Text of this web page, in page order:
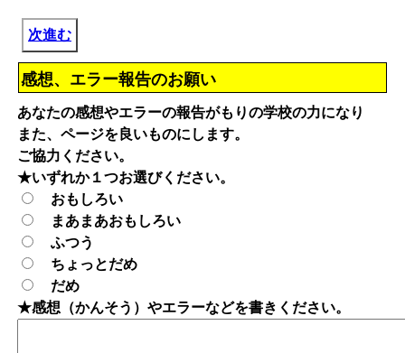
次進む
感想、エラー報告のお願い
あなたの感想やエラーの報告がもりの学校の力になり
また、ページを良いものにします。
ご協力ください。
★いずれか１つお選びください。
おもしろい
まあまあおもしろい
ふつう
ちょっとだめ
だめ
★感想（かんそう）やエラーなどを書きください。